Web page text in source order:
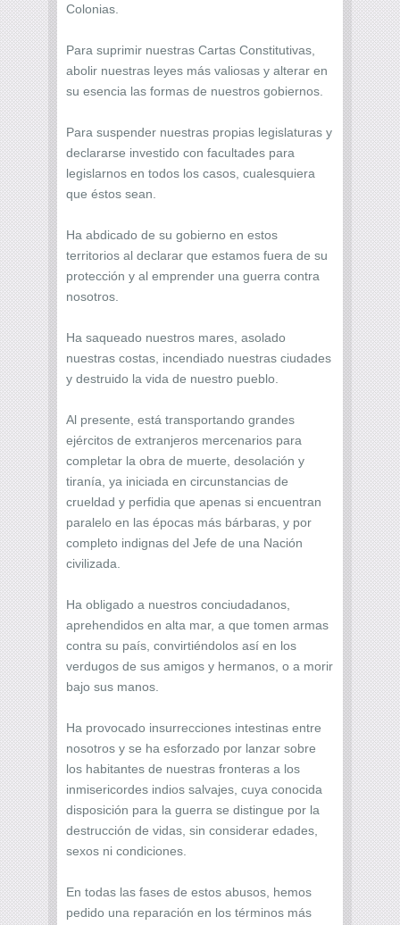
Colonias.
Para suprimir nuestras Cartas Constitutivas,
abolir nuestras leyes más valiosas y alterar en
su esencia las formas de nuestros gobiernos.
Para suspender nuestras propias legislaturas y
declararse investido con facultades para
legislarnos en todos los casos, cualesquiera
que éstos sean.
Ha abdicado de su gobierno en estos
territorios al declarar que estamos fuera de su
protección y al emprender una guerra contra
nosotros.
Ha saqueado nuestros mares, asolado
nuestras costas, incendiado nuestras ciudades
y destruido la vida de nuestro pueblo.
Al presente, está transportando grandes
ejércitos de extranjeros mercenarios para
completar la obra de muerte, desolación y
tiranía, ya iniciada en circunstancias de
crueldad y perfidia que apenas si encuentran
paralelo en las épocas más bárbaras, y por
completo indignas del Jefe de una Nación
civilizada.
Ha obligado a nuestros conciudadanos,
aprehendidos en alta mar, a que tomen armas
contra su país, convirtiéndolos así en los
verdugos de sus amigos y hermanos, o a morir
bajo sus manos.
Ha provocado insurrecciones intestinas entre
nosotros y se ha esforzado por lanzar sobre
los habitantes de nuestras fronteras a los
inmisericordes indios salvajes, cuya conocida
disposición para la guerra se distingue por la
destrucción de vidas, sin considerar edades,
sexos ni condiciones.
En todas las fases de estos abusos, hemos
pedido una reparación en los términos más